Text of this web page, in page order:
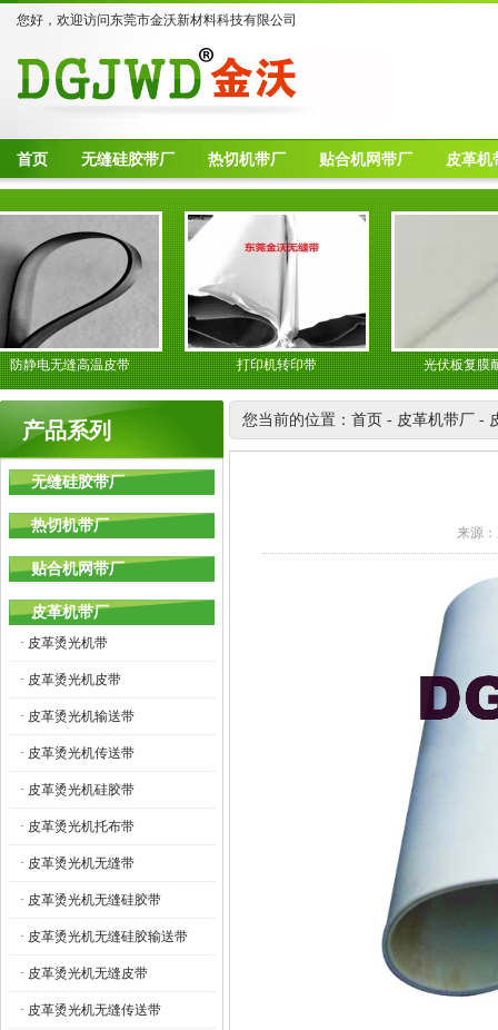
您好，欢迎访问东莞市金沃新材料科技有限公司
首页 无缝硅胶带厂 热切机带厂 贴合机网带厂 皮革机
电无缝高温皮带 打印机转印带 光伏板复膜耐高
产品系列
无缝硅胶带厂
热切机带厂
贴合机网带厂
皮革机带厂
· 皮革烫光机带
· 皮革烫光机皮带
· 皮革烫光机输送带
· 皮革烫光机传送带
· 皮革烫光机硅胶带
· 皮革烫光机托布带
· 皮革烫光机无缝带
· 皮革烫光机无缝硅胶带
· 皮革烫光机无缝硅胶输送带
· 皮革烫光机无缝皮带
· 皮革烫光机无缝传送带
您当前的位置： 首页 - 皮革机带厂 -
来源